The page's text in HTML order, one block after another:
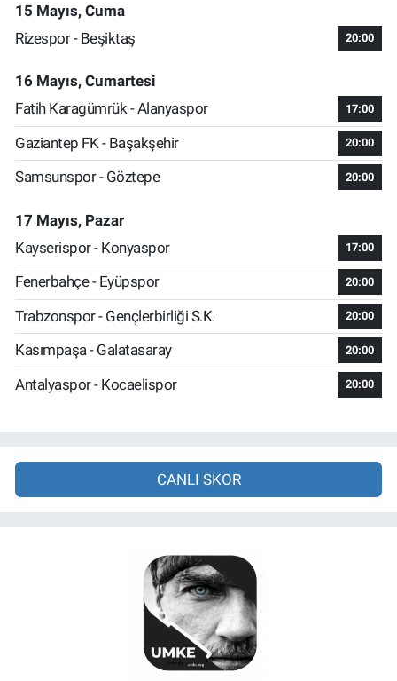
15 Mayıs, Cuma
Rizespor - Beşiktaş
20:00
16 Mayıs, Cumartesi
Fatih Karagümrük - Alanyaspor
17:00
Gaziantep FK - Başakşehir 20:00
Samsunspor - Göztepe 20:00
17 Mayıs, Pazar
Kayserispor - Konyaspor
17:00
Fenerbahçe - Eyüpspor 20:00
Trabzonspor - Gençlerbirliği S.K. 20:00
Kasımpaşa - Galatasaray 20:00
Antalyaspor - Kocaelispor 20:00
CANLI SKOR